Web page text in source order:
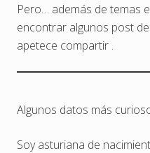
Pero… además de temas
encontrar algunos post
apetece compartir .
Algunos datos más
Soy asturiana de